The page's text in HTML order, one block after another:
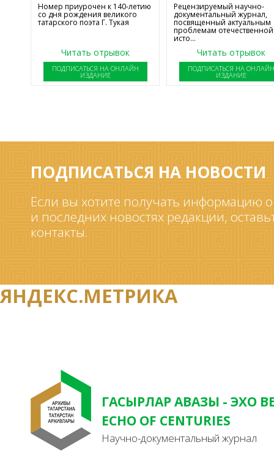
Номер приурочен к 140-летию
со дня рождения великого
татарского поэта Г. Тукая
Читать отрывок
ПОДПИСАТЬСЯ НА ОНЛАЙН
ИЗДАНИЕ
Рецензируемый научно-
документальный журнал,
посвященный актуальным
проблемам отечественной
исто...
Читать отрывок
ПОДПИСАТЬСЯ НА
ИЗДАНИЕ
ПОДПИСАТЬСЯ НА НОВОСТИ
Если вы хотите получать информацию
и последних новостях редакции,
контакты.
ЯНДЕКС.МЕТРИКА
ГАСЫРЛАР АВАЗЫ - ЭХО
ECHO OF CENTURIES
Научно-документальный журнал